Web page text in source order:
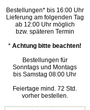
Bestellungen* bis 16:00 Uhr
Lieferung am folgenden Tag
ab 12:00 Uhr möglich
bzw. späteren Termin
*Achtung bitte beachten!
Bestellungen für
Sonntags und Montags
bis Samstag 08:00 Uhr
Feiertage mind. 72 Std.
vorher bestellen.